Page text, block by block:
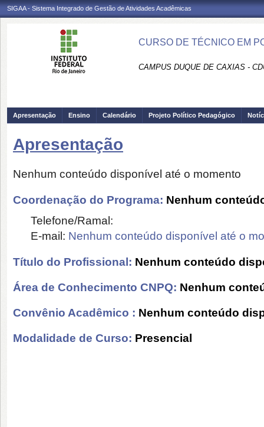
SIGAA - Sistema Integrado de Gestão de Atividades Acadêmicas
CURSO DE TÉCNICO EM
CAMPUS DUQUE DE CAXIAS -
Apresentação Ensino Calendário Projeto Político Pedagógico
Apresentação
Nenhum conteúdo disponível até o momento
Coordenação do Programa: Nenhum
Telefone/Ramal:
E-mail: Nenhum conteúdo disponível até o
Título do Profissional: Nenhum conteúdo
Área de Conhecimento CNPQ: Nenhum
Convênio Acadêmico : Nenhum conteúdo
Modalidade de Curso: Presencial